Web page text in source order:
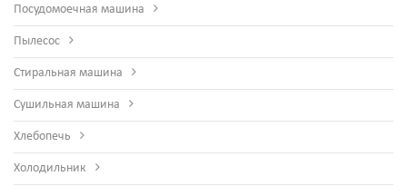
Посудомоечная машина
Пылесос
Стиральная машина
Сушильная машина
Хлебопечь
Холодильник